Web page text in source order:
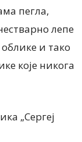
пегла,
лепе
и тако
које никога
„Сергеј